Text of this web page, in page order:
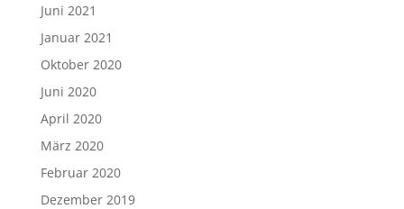
Juni 2021
Januar 2021
Oktober 2020
Juni 2020
April 2020
März 2020
Februar 2020
Dezember 2019